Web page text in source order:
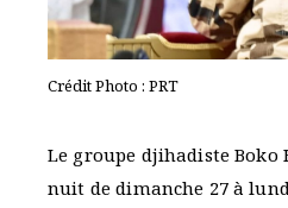
Crédit Photo : PRT
Le groupe djihadiste Boko
nuit de dimanche 27 à